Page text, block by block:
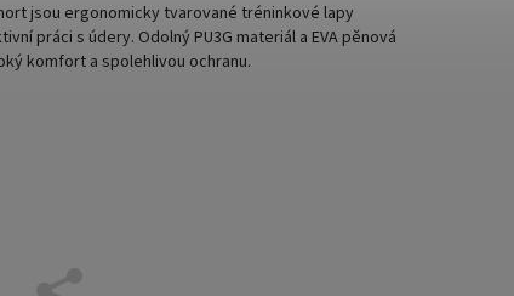
jsou ergonomicky tvarované tréninkové lapy
práci s údery. Odolný PU3G materiál a EVA pěnová
komfort a spolehlivou ochranu.